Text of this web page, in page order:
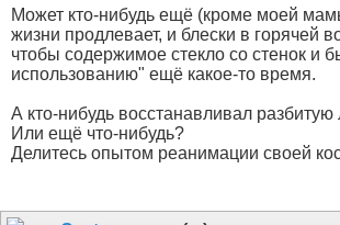
Может кто-нибудь ещё (кроме моей
жизни продлевает, и блески в горячей
чтобы содержимое стекло со стенок и
использованию" ещё какое-то время.
А кто-нибудь восстанавливал
Или ещё что-нибудь?
Делитесь опытом реанимации своей